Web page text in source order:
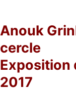
Anouk
cercle
Exposition
2017